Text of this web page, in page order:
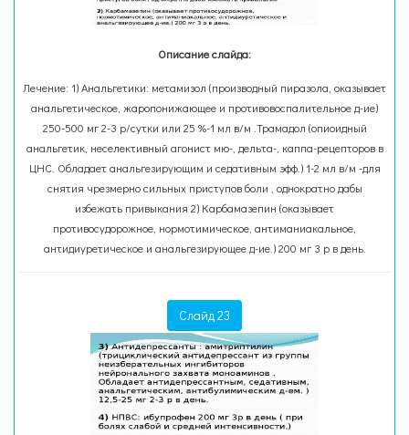
Описание слайда:
Лечение: 1) Анальгетики: метамизол (производный пиразола, оказывает
анальгетическое, жаропонижающее и противовоспалительное д-ие)
250-500 мг 2-3 р/сутки или 25 %-1 мл в/м .Трамадол (опиоидный
анальгетик, неселективный агонист мю-, дельта-, каппа-рецепторов в
ЦНС. Обладает анальгезирующим и седативным эфф.) 1-2 мл в/м -для
снятия чрезмерно сильных приступов боли , однократно дабы
избежать привыкания 2) Карбамазепин (оказывает
противосудорожное, нормотимическое, антиманиакальное,
антидиуретическое и анальгезирующее д-ие.) 200 мг 3 р в день.
Слайд 23